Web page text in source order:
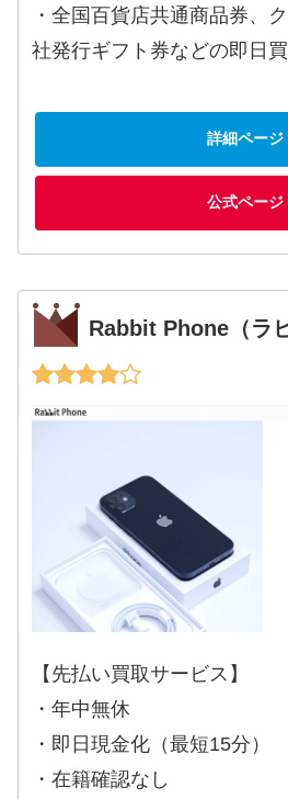
・全国百貨店共通商品券、
社発行ギフト券などの即日
詳細ページ
公式ページ
Rabbit Phone（ラ
【先払い買取サービス】
・年中無休
・即日現金化（最短15分）
・在籍確認なし